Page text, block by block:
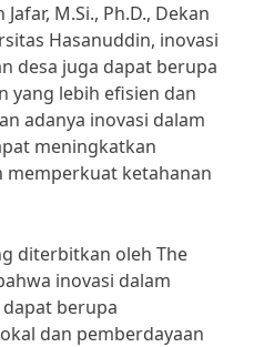
M.Si., Ph.D., Dekan
Hasanuddin, inovasi
desa juga dapat berupa
yang lebih efisien dan
adanya inovasi dalam
meningkatkan
memperkuat ketahanan
diterbitkan oleh The
inovasi dalam
berupa
dan pemberdayaan